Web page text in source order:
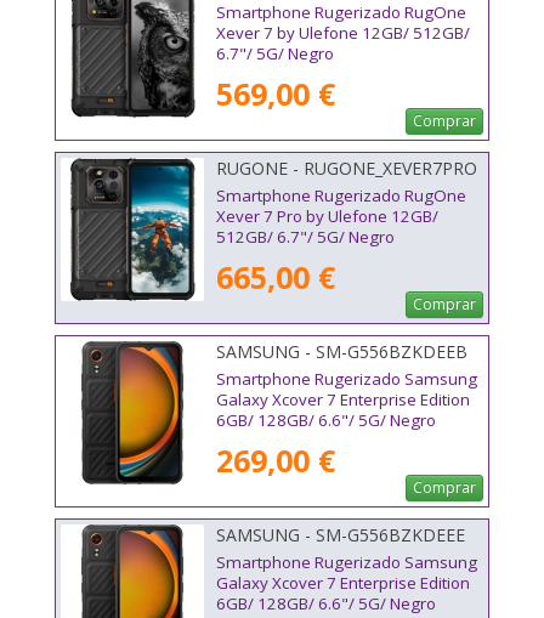
Smartphone Rugerizado RugOne
Xever 7 by Ulefone 12GB/ 512GB/
6.7"/ 5G/ Negro
569,00 €
Comprar
RUGONE - RUGONE_XEVER7PRO
Smartphone Rugerizado RugOne
Xever 7 Pro by Ulefone 12GB/
512GB/ 6.7"/ 5G/ Negro
665,00 €
Comprar
SAMSUNG - SM-G556BZKDEEB
Smartphone Rugerizado Samsung
Galaxy Xcover 7 Enterprise Edition
6GB/ 128GB/ 6.6"/ 5G/ Negro
269,00 €
Comprar
SAMSUNG - SM-G556BZKDEEE
Smartphone Rugerizado Samsung
Galaxy Xcover 7 Enterprise Edition
6GB/ 128GB/ 6.6"/ 5G/ Negro